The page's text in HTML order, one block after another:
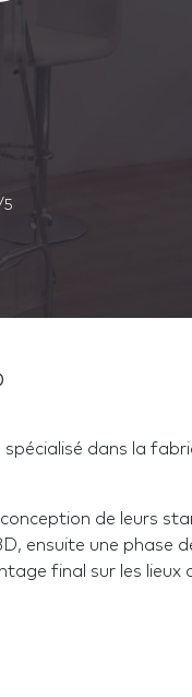
5
dans la
de leurs
ensuite une phase
final sur les lieux